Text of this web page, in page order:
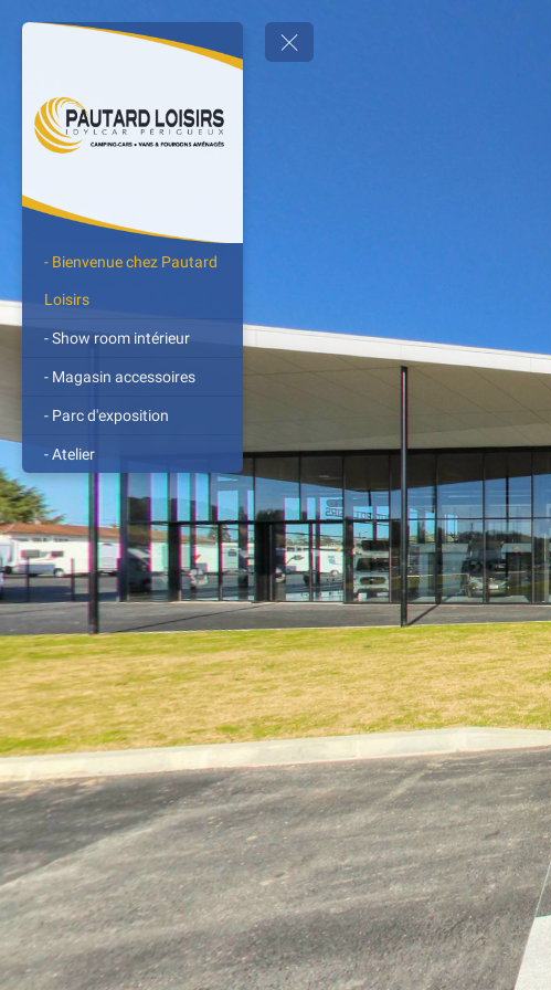
- Bienvenue chez Pautard
Loisirs
- Show room intérieur
- Magasin accessoires
- Parc d'exposition
- Atelier